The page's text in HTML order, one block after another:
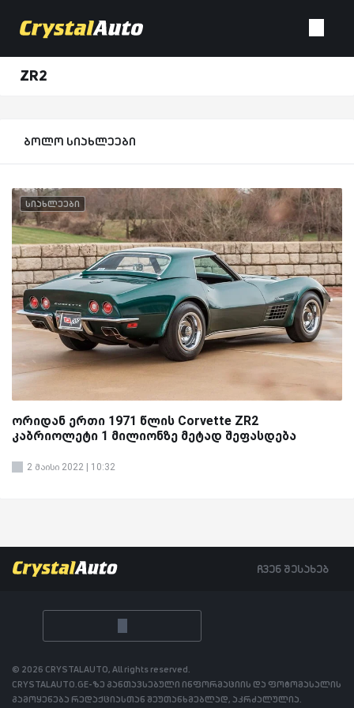
ZR2
ბოლო სიახლეები
სიახლეები
ორიდან ერთი 1971 წლის Corvette ZR2
კაბრიოლეტი 1 მილიონზე მეტად შეფასდება
2 მაისი 2022 | 10:32
ჩვენ შესახებ
© 2026 CRYSTALAUTO, All rights reserved.
CRYSTALAUTO.GE-ზე განთავსებული ინფორმაციის და ფოტომასალის
გამოყენება რედაქციასთან შეუთანხმებლად, აკრძალულია.